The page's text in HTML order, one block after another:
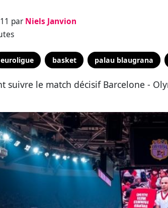
par Niels Janvion
euroligue basket palau blaugrana
suivre le match décisif Barcelone -